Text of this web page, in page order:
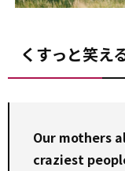
くすっと笑え
Our mothers
craziest